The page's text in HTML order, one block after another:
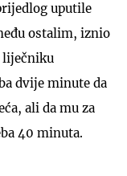
uputile
ostalim, iznio
liječniku
dvije minute da
ali da mu za
40 minuta.